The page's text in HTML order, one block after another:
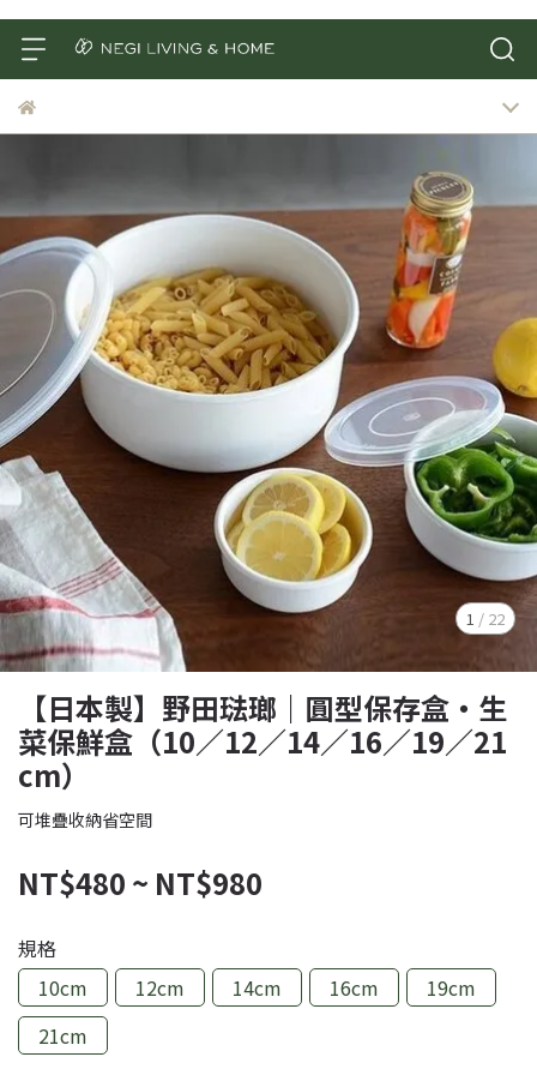
1 / 22
【日本製】野田琺瑯｜圓型保存盒・生
菜保鮮盒（10／12／14／16／19／21
cm）
可堆疊收納省空間
NT$480 ~ NT$980
規格
10cm
12cm 14cm 16cm
19cm
21cm